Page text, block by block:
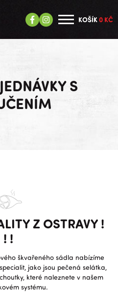
KOŠÍK0 KČ
S
Z OSTRAVY !
! !
škvařeného sádla nabízíme
jako jsou pečená selátka,
které naleznete v našem
systému.